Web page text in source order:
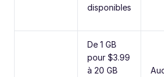
disponibles
De 1 GB
pour $3.99
à 20 GB